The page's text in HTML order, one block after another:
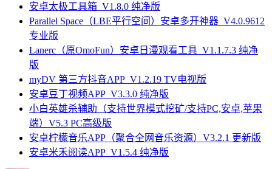
安卓太极工具箱_V1.8.0 纯净版
Parallel Space（LBE平行空间）安卓多开神器_V4.0.9612
专业版
Lanerc（原OmoFun）安卓日漫观看工具_V1.1.7.3 纯净
版
myDV 第三方抖音APP_V1.2.19 TV电视版
安卓豆丁视频APP_V3.3.0 纯净版
小白英雄杀辅助（支持世界模式挖矿/支持PC,安卓,苹果
端）V5.3 PC高级版
安卓柠檬音乐APP（聚合全网音乐资源）V3.2.1 更新版
安卓米禾阅读APP_V1.5.4 纯净版